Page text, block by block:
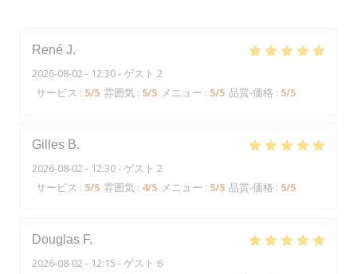
René J
2026-08-02 - 12:30 - ゲスト 2
サービス : 5/5 雰囲気 : 5/5 メニュー : 5/5 品質-価格 : 5/5
Gilles B
2026-08-02 - 12:30 - ゲスト 2
サービス : 5/5 雰囲気 : 4/5 メニュー : 5/5 品質-価格 : 5/5
Douglas F
2026-08-02 - 12:15 - ゲスト 6